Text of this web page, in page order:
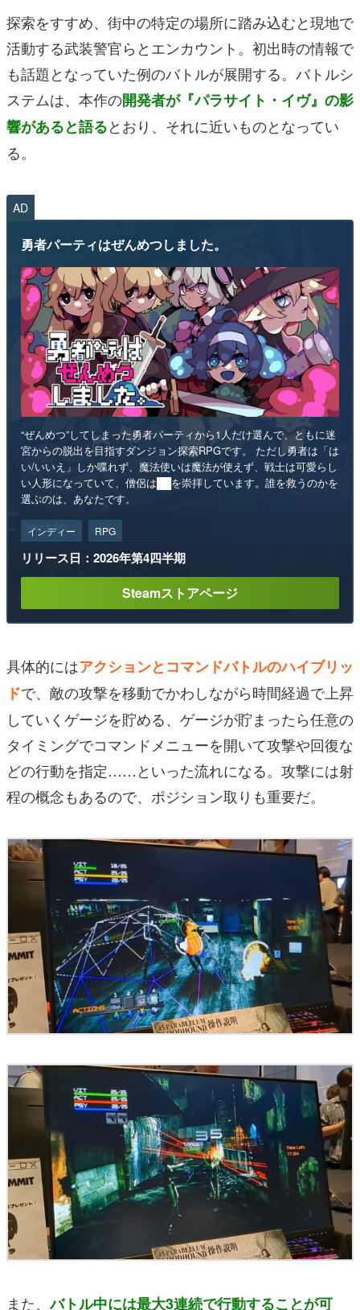
探索をすすめ、街中の特定の場所に踏み込むと現地で
活動する武装警官らとエンカウント。初出時の情報で
も話題となっていた例のバトルが展開する。バトルシ
ステムは、本作の開発者が『パラサイト・イヴ』の影
響があると語るとおり、それに近いものとなってい
る。
AD
勇者パーティはぜんめつしました。
“ぜんめつ”してしまった勇者パーティから1人だけ選んで、ともに迷
宮からの脱出を目指すダンジョン探索RPGです。 ただし勇者は「は
い/いいえ」しか喋れず、魔法使いは魔法が使えず、戦士は可愛らし
い人形になっていて、僧侶は██を崇拝しています。誰を救うのかを
選ぶのは、あなたです。
インディー RPG
リリース日：2026年第4四半期
Steamストアページ
具体的にはアクションとコマンドバトルのハイブリッ
ドで、敵の攻撃を移動でかわしながら時間経過で上昇
していくゲージを貯める、ゲージが貯まったら任意の
タイミングでコマンドメニューを開いて攻撃や回復な
どの行動を指定……といった流れになる。攻撃には射
程の概念もあるので、ポジション取りも重要だ。
また、バトル中には最大3連続で行動することが可